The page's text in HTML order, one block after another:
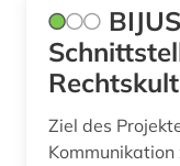
holocaust (1)
indochina (1)
Ziel des